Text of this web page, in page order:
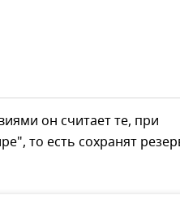
он считает те, при
то есть сохранят